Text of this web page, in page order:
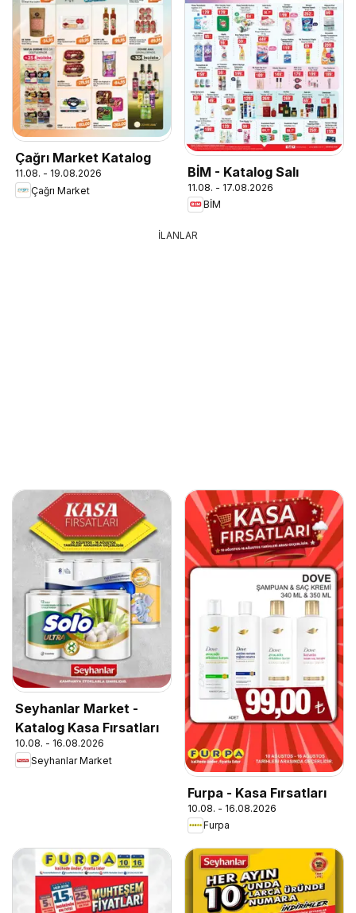
Çağrı Market Katalog
11.08. - 19.08.2026
Çağrı Market
BİM - Katalog Salı
11.08. - 17.08.2026
BİM
İLANLAR
Seyhanlar Market -
Katalog Kasa Fırsatları
10.08. - 16.08.2026
Seyhanlar Market
Furpa - Kasa Fırsatları
10.08. - 16.08.2026
Furpa